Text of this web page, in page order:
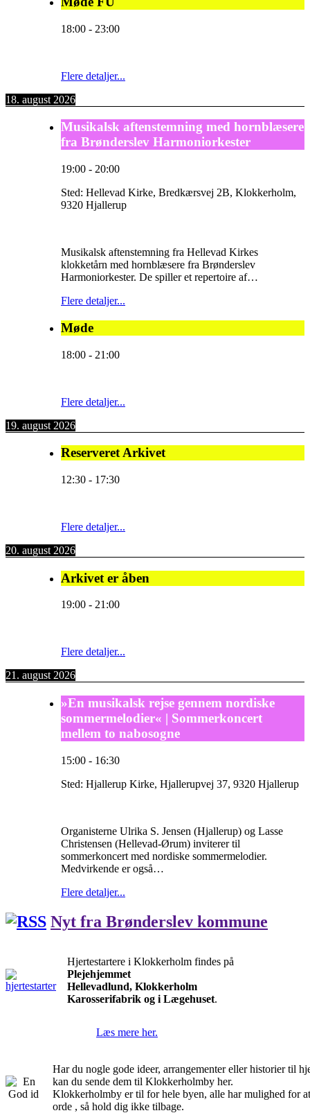
18:00 - 23:00
Flere detaljer...
18. august 2026
Musikalsk aftenstemning med hornblæsere
fra Brønderslev Harmoniorkester
19:00 - 20:00
Sted: Hellevad Kirke, Bredkærsvej 2B, Klokkerholm,
9320 Hjallerup
Musikalsk aftenstemning fra Hellevad Kirkes
klokketårn med hornblæsere fra Brønderslev
Harmoniorkester. De spiller et repertoire af…
Flere detaljer...
Møde
18:00 - 21:00
Flere detaljer...
19. august 2026
Reserveret Arkivet
12:30 - 17:30
Flere detaljer...
20. august 2026
Arkivet er åben
19:00 - 21:00
Flere detaljer...
21. august 2026
»En musikalsk rejse gennem nordiske
sommermelodier« | Sommerkoncert
mellem to nabosogne
15:00 - 16:30
Sted: Hjallerup Kirke, Hjallerupvej 37, 9320 Hjallerup
Organisterne Ulrika S. Jensen (Hjallerup) og Lasse
Christensen (Hellevad-Ørum) inviterer til
sommerkoncert med nordiske sommermelodier.
Medvirkende er også…
Flere detaljer...
Nyt fra Brønderslev kommune
Hjertestartere i Klokkerholm findes på
Plejehjemmet
Hellevadlund, Klokkerholm
Karosserifabrik og i Lægehuset.
Læs mere her.
Har du nogle gode ideer, arrangementer eller historier til
kan du sende dem til Klokkerholmby her.
Klokkerholmby er til for hele byen, alle har mulighed for
orde , så hold dig ikke tilbage.